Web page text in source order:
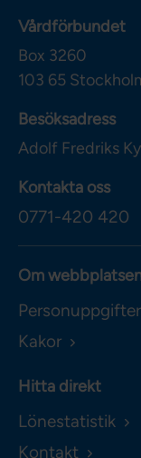
Vårdförbundet
Box 3260
103 65
Besöksadress
Adolf Fredriks
Kontakta oss
0771-420 420
Om
Personuppgifter
Kakor
Hitta direkt
Lönestatistik
Kontakt